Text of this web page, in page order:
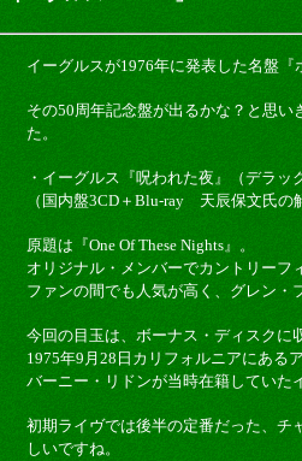
イーグルスが1976年に発表した名盤『
その50周年記念盤が出るかな？と思
た。
・イーグルス『呪われた夜』（デラッ
（国内盤3CD＋Blu-ray 天辰保文氏
原題は『One Of These Nights』。
オリジナル・メンバーでカントリーフ
ファンの間でも人気が高く、グレン・
今回の目玉は、ボーナス・ディスクに
1975年9月28日カリフォルニアにある
バーニー・リドンが当時在籍していた
初期ライヴでは後半の定番だった、チ
しいですね。